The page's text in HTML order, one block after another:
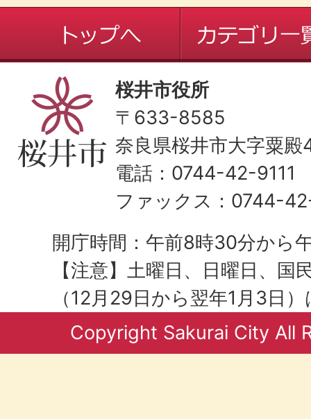
桜井市役所
〒633-8585
奈良県桜井市大字粟
電話：0744-42-9111
ファックス：0744-
開庁時間：午前8時30分から
【注意】土曜日、日曜日、国
（12月29日から翌年1月3日
Copyright Sakurai City All